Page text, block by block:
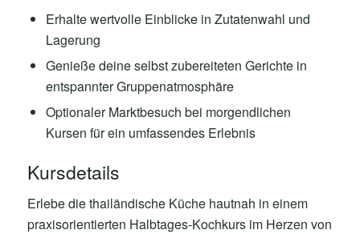
Erhalte wertvolle Einblicke in Zutatenwahl und
Lagerung
Genieße deine selbst zubereiteten Gerichte in
entspannter Gruppenatmosphäre
Optionaler Marktbesuch bei morgendlichen
Kursen für ein umfassendes Erlebnis
Kursdetails
Erlebe die thailändische Küche hautnah in einem
praxisorientierten Halbtages-Kochkurs im Herzen von